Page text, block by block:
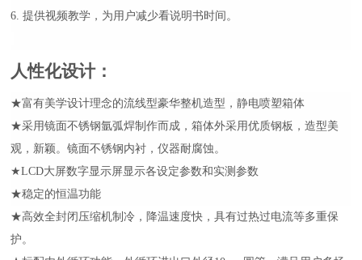
6. 提供视频教学，为用户减少看说明书时间。
人性化设计：
★富有美学设计理念的流线型豪华整机造型，静电喷塑箱体
★采用镜面不锈钢氩弧焊制作而成，箱体外采用优质钢板，造型美
观，新颖。镜面不锈钢内衬，仪器耐腐蚀。
★LCD大屏数字显示屏显示各设定参数和实测参数
★稳定的恒温功能
★高效全封闭压缩机制冷，降温速度快，具有过热过电流等多重保
护。